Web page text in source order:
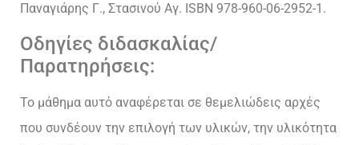
Παναγιάρης Γ., Στασινού Αγ. ISBN 978-960-06-2952-1.
Οδηγίες διδασκαλίας/
Παρατηρήσεις:
Το μάθημα αυτό αναφέρεται σε θεμελιώδεις αρχές
που συνδέουν την επιλογή των υλικών, την υλικότητα